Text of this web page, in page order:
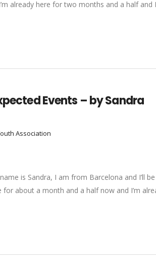
already here for two months and a half and
Events – by Sandra
Association
is Sandra, I am from Barcelona and I’ll
for about a month and a half now and I’m